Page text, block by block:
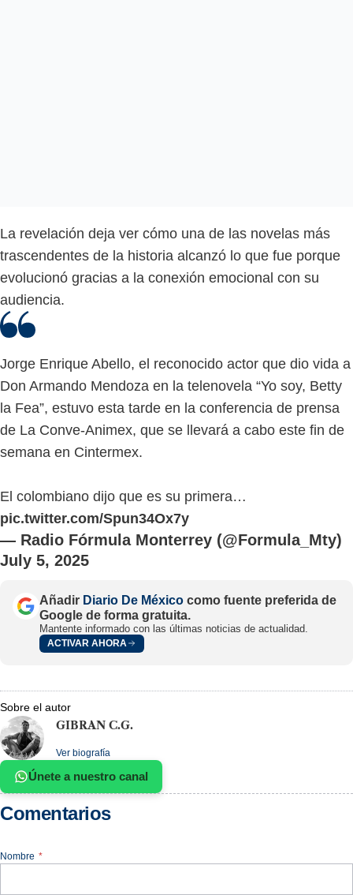
La revelación deja ver cómo una de las novelas más
trascendentes de la historia alcanzó lo que fue porque
evolucionó gracias a la conexión emocional con su
audiencia.
Jorge Enrique Abello, el reconocido actor que dio vida a
Don Armando Mendoza en la telenovela “Yo soy, Betty
la Fea”, estuvo esta tarde en la conferencia de prensa
de La Conve-Animex, que se llevará a cabo este fin de
semana en Cintermex.
El colombiano dijo que es su primera…
pic.twitter.com/Spun34Ox7y
— Radio Fórmula Monterrey (@Formula_Mty)
July 5, 2025
Añadir Diario De México como fuente preferida de
Google de forma gratuita.
Mantente informado con las últimas noticias de actualidad.
ACTIVAR AHORA
Sobre el autor
GIBRAN C.G.
Ver biografía
Únete a nuestro canal
Comentarios
Nombre *